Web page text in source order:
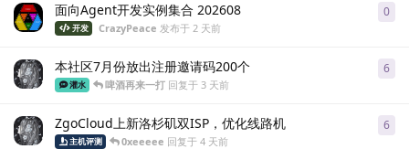
面向Agent开发实例集合 202608
开发 CrazyPeace 发布于2 天前
0
本社区7月份放出注册邀请码200个
灌水 啤酒再来一打 回复于3 天前
6
ZgoCloud上新洛杉矶双ISP，优化线路机
主机评测 0xeeeee 回复于4 天前
6